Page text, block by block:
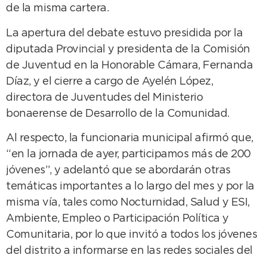
de la misma cartera.
La apertura del debate estuvo presidida por la
diputada Provincial y presidenta de la Comisión
de Juventud en la Honorable Cámara, Fernanda
Díaz, y el cierre a cargo de Ayelén López,
directora de Juventudes del Ministerio
bonaerense de Desarrollo de la Comunidad.
Al respecto, la funcionaria municipal afirmó que,
“en la jornada de ayer, participamos más de 200
jóvenes”, y adelantó que se abordarán otras
temáticas importantes a lo largo del mes y por la
misma vía, tales como Nocturnidad, Salud y ESI,
Ambiente, Empleo o Participación Política y
Comunitaria, por lo que invitó a todos los jóvenes
del distrito a informarse en las redes sociales del